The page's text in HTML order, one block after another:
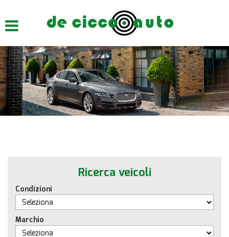
CHI SIAMO
LISTA VEICOLI
ACQUISTIAMO USATO
Ricerca veicoli
Condizioni
Marchio